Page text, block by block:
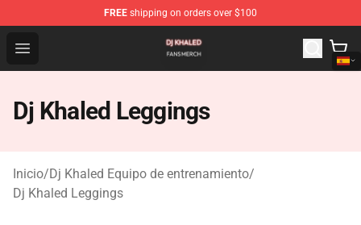
FREE shipping on orders over $100
Open menu
Dj Khaled Shop - Official Dj Khaled Merchandise Store
Dj Khaled Leggings
Inicio/Dj Khaled Equipo de entrenamiento/
Dj Khaled Leggings